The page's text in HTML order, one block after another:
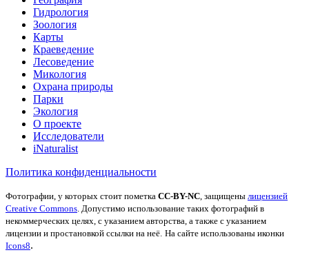
Гидрология
Зоология
Карты
Краеведение
Лесоведение
Микология
Охрана природы
Парки
Экология
О проекте
Исследователи
iNaturalist
Политика конфиденциальности
Фотографии, у которых стоит пометка CC-BY-NC , защищены лицензией
Creative Commons . Допустимо использование таких фотографий в
некоммерческих целях, с указанием авторства, а также с указанием
лицензии и простановкой ссылки на неё. На сайте использованы иконки
Icons8.